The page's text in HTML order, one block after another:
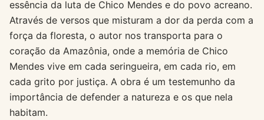
essência da luta de Chico Mendes e do povo acreano.
Através de versos que misturam a dor da perda com a
força da floresta, o autor nos transporta para o
coração da Amazônia, onde a memória de Chico
Mendes vive em cada seringueira, em cada rio, em
cada grito por justiça. A obra é um testemunho da
importância de defender a natureza e os que nela
habitam.